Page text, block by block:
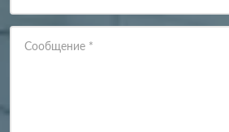
Сообщение *